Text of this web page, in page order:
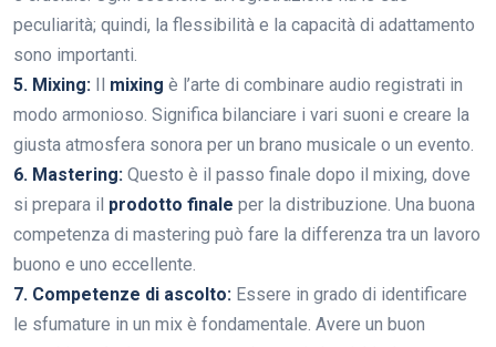
peculiarità; quindi, la flessibilità e la capacità di adattamento
sono importanti.
5. Mixing: Il mixing è l’arte di combinare audio registrati in
modo armonioso. Significa bilanciare i vari suoni e creare la
giusta atmosfera sonora per un brano musicale o un evento.
6. Mastering: Questo è il passo finale dopo il mixing, dove
si prepara il prodotto finale per la distribuzione. Una buona
competenza di mastering può fare la differenza tra un lavoro
buono e uno eccellente.
7. Competenze di ascolto: Essere in grado di identificare
le sfumature in un mix è fondamentale. Avere un buon